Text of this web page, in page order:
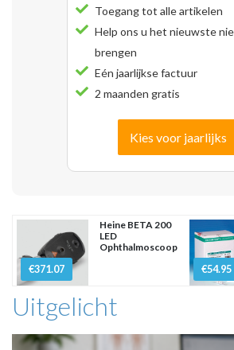
Toegang tot alle artikelen
Help ons u het nieuwste
brengen
Eén jaarlijkse factuur
2 maanden gratis
Kies voor jaarlijks
€371.07
Heine BETA 200
LED
Ophthalmoscoop
€54.95
Uitgelicht